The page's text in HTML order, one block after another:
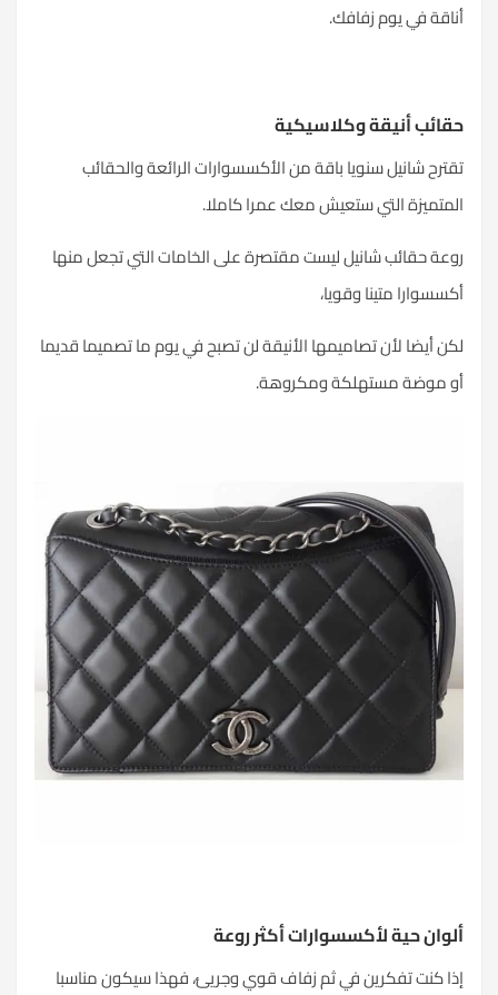
أناقة في يوم زفافك.
حقائب أنيقة وكلاسيكية
تقترح شانيل سنويا باقة من الأكسسوارات الرائعة والحقائب
المتميزة التي ستعيش معك عمرا كاملا.
روعة حقائب شانيل ليست مقتصرة على الخامات التي تجعل منها
أكسسوارا متينا وقويا،
لكن أيضا لأن تصاميمها الأنيقة لن تصبح في يوم ما تصميما قديما
أو موضة مستهلكة ومكروهة.
ألوان حية لأكسسوارات أكثر روعة
إذا كنت تفكرين في ثم زفاف قوي وجريئ، فهذا سيكون مناسبا